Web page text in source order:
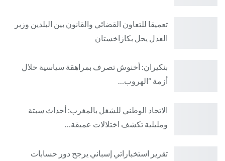
تعميقا للتعاون القضائي والقانون بين البلدين وزير
العدل يحل بكازاخستان
بنكيران: أخنوش تصرف بمراهقة سياسية خلال
أزمة “الهروب…
الاتحاد الوطني للشغل بالمغرب: أحداث سبتة
ومليلية تكشف اختلالات عميقة…
تقرير استخباراتي إسباني يرجح دور حسابات